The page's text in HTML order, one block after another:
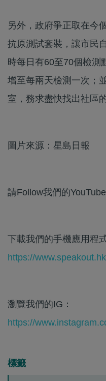
另外，政府爭正取在今
抗原測試套裝，讓市民
時每日有60至70個檢測
增至每兩天檢測一次；
室，務求盡快找出社區
圖片來源：星島日報
請Follow我們的YouTube
下載我們的手機應用程
https://
瀏覽我們的IG：
https://
標籤